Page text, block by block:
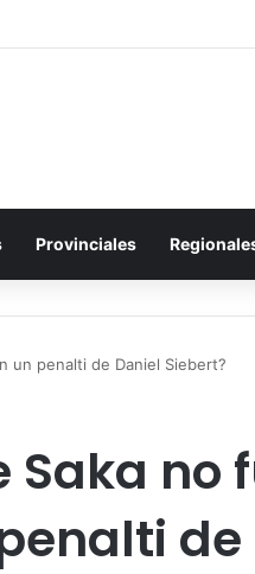
Provinciales
un penalti de Daniel Siebert?
Saka no
de